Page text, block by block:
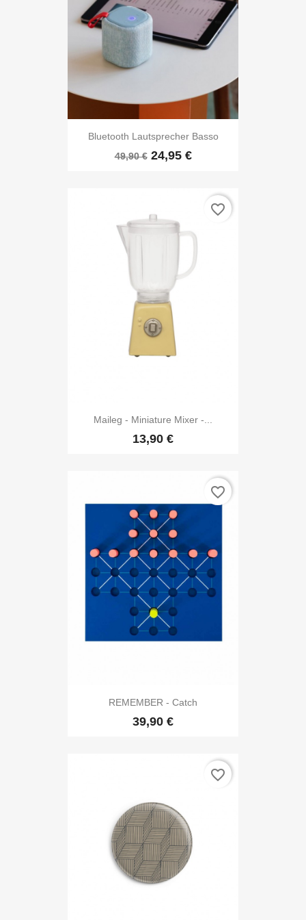
Bluetooth Lautsprecher Basso
49,90 € 24,95 €
Maileg - Miniature Mixer -...
13,90 €
favorite_border
REMEMBER - Catch
39,90 €
favorite_border
favorite_border